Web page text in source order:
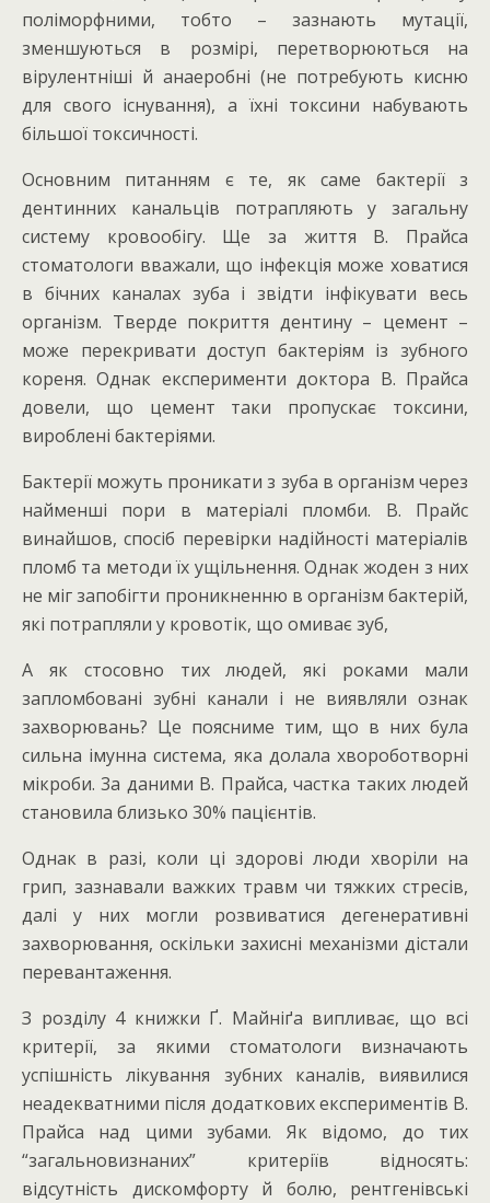
поліморфними, тобто – зазнають мутації,
зменшуються в розмірі, перетворюються на
вірулентніші й анаеробні (не потребують кисню
для свого існування), а їхні токсини набувають
більшої токсичності.
Основним питанням є те, як саме бактерії з
дентинних канальців потрапляють у загальну
систему кровообігу. Ще за життя В. Прайса
стоматологи вважали, що інфекція може ховатися
в бічних каналах зуба і звідти інфікувати весь
організм. Тверде покриття дентину – цемент –
може перекривати доступ бактеріям із зубного
кореня. Однак експерименти доктора В. Прайса
довели, що цемент таки пропускає токсини,
вироблені бактеріями.
Бактерії можуть проникати з зуба в організм через
найменші пори в матеріалі пломби. В. Прайс
винайшов, спосіб перевірки надійності матеріалів
пломб та методи їх ущільнення. Однак жоден з них
не міг запобігти проникненню в організм бактерій,
які потрапляли у кровотік, що омиває зуб,
А як стосовно тих людей, які роками мали
запломбовані зубні канали і не виявляли ознак
захворювань? Це поясниме тим, що в них була
сильна імунна система, яка долала хвороботворні
мікроби. 3а даними В. Прайса, частка таких людей
становила близько 30% пацієнтів.
Однак в разі, коли ці здорові люди хворіли на
грип, зазнавали важких травм чи тяжких стресів,
далі у них могли розвиватися дегенеративні
захворювання, оскільки захисні механізми дістали
перевантаження.
З розділу 4 книжки Ґ. Майніґа випливає, що всі
критерії, за якими стоматологи визначають
успішність лікування зубних каналів, виявилися
неадекватними після додаткових експериментів В.
Прайса над цими зубами. Як відомо, до тих
“загальновизнаних” критеріїв відносять:
відсутність дискомфорту й болю, рентгенівські